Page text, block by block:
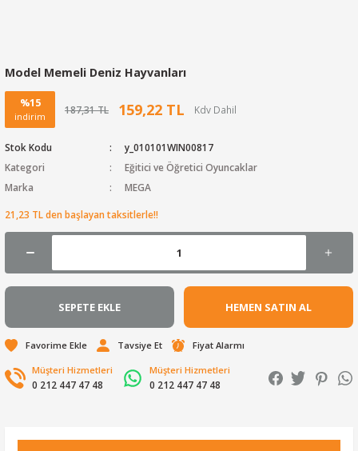
Model Memeli Deniz Hayvanları
%15
indirim
187,31 TL 159,22 TL
Stok Kodu
y_010101WIN00817
Kategori
Eğitici ve Öğretici Oyuncaklar
Marka
MEGA
21,23 TL den başlayan taksitlerle!!
SEPETE EKLE HEMEN SATIN AL
Tavsiye Et Fiyat Alarmı
Müşteri Hizmetleri
0 212 447 47 48
Müşteri Hizmetleri
0 212 447 47 48